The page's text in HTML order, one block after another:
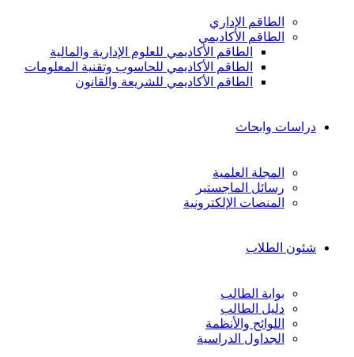
الطاقم الإداري
الطاقم الأكاديمي
الطاقم الأكاديمي للعلوم الإدارية والمالية
الطاقم الأكاديمي للحاسوب وتقنية المعلومات
الطاقم الأكاديمي للشريعة والقانون
دراسات وابحاث
المجلة العلمية
رسائل الماجستير
المنصات الإلكترونية
شئون الطلاب
بوابة الطالب
دليل الطالب
اللوائح والأنظمة
الجداول الدراسية